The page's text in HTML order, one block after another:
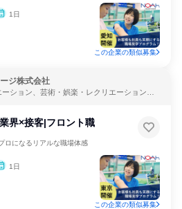
1日
この企業の類似募集
ジ株式会社
ション、芸術・娯楽・レクリエーション、
界×接客|フロント職
ロになるリアルな職場体感
1日
この企業の類似募集